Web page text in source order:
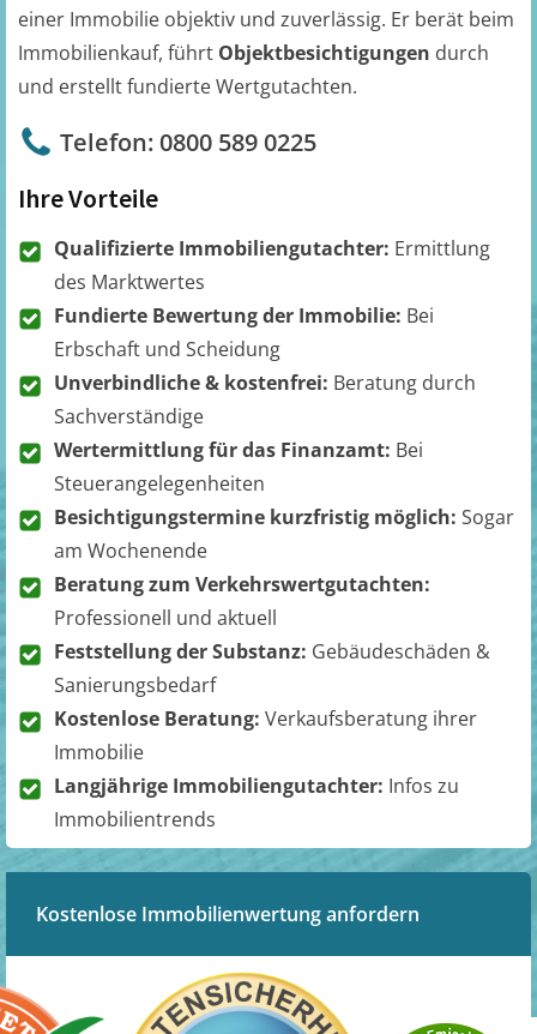
einer Immobilie objektiv und zuverlässig. Er berät beim
Immobilienkauf, führt Objektbesichtigungen durch
und erstellt fundierte Wertgutachten.
Telefon: 0800 589 0225
Ihre Vorteile
Qualifizierte Immobiliengutachter: Ermittlung
des Marktwertes
Fundierte Bewertung der Immobilie: Bei
Erbschaft und Scheidung
Unverbindliche & kostenfrei: Beratung durch
Sachverständige
Wertermittlung für das Finanzamt: Bei
Steuerangelegenheiten
Besichtigungstermine kurzfristig möglich: Sogar
am Wochenende
Beratung zum Verkehrswertgutachten:
Professionell und aktuell
Feststellung der Substanz: Gebäudeschäden &
Sanierungsbedarf
Kostenlose Beratung: Verkaufsberatung ihrer
Immobilie
Langjährige Immobiliengutachter: Infos zu
Immobilientrends
Kostenlose Immobilienwertung anfordern